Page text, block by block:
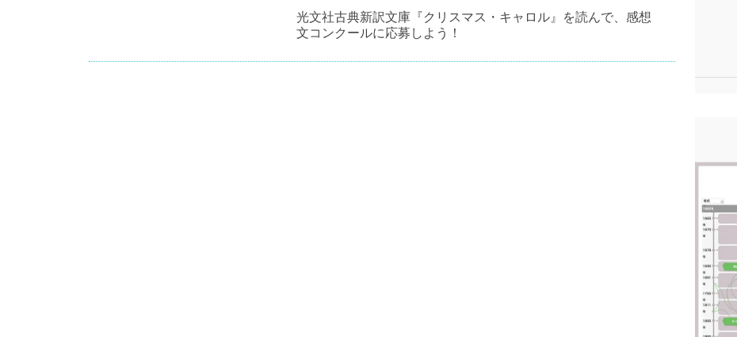
光文社古典新訳文庫『クリスマス・キャロル』を読んで、感想
文コンクールに応募しよう！